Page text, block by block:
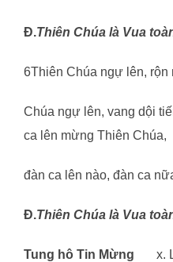
Đ.Thiên Chúa là Vua
6Thiên Chúa ngự lên, rộn
Chúa ngự lên, vang dội
ca lên mừng Thiên Chúa,
đàn ca lên nào, đàn ca
Đ.Thiên Chúa là Vua
Tung hô Tin Mừng x.